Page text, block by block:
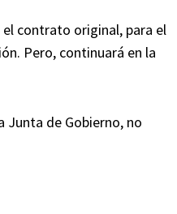
contrato original, para el
Pero, continuará en la
Junta de Gobierno, no